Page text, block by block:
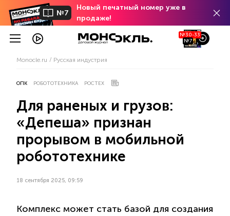
№7
Новый печатный номер уже в
продаже!
№30-33
№7
Monocle.ru Русская индустрия
ОПК РОБОТОТЕХНИКА РОСТЕХ
Для раненых и грузов:
«Депеша» признан
прорывом в мобильной
робототехнике
18 сентября 2025, 09:59
Комплекс может стать базой для создания